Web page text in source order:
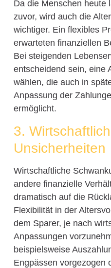
Da die Menschen heute
zuvor, wird auch die
wichtiger. Ein flexibles
erwarteten finanziellen
Bei steigenden
entscheidend sein, eine
wählen, die auch in
Anpassung der
ermöglicht.
3.
Unsicherheiten
Wirtschaftliche
andere finanzielle
dramatisch auf die
Flexibilität in der
dem Sparer, je nach
Anpassungen
beispielsweise
Engpässen vorgezogen